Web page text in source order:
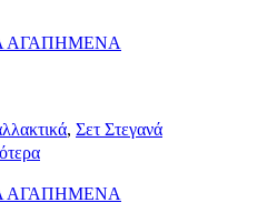
ΑΓΑΠΗΜΕΝΑ
, Σετ Στεγανά
ΑΓΑΠΗΜΕΝΑ